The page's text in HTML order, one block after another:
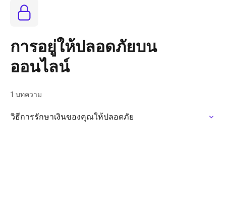
การอยู่ให้ปลอดภัยบน
ออนไลน์
1 บทความ
วิธีการรักษาเงินของคุณให้ปลอดภัย